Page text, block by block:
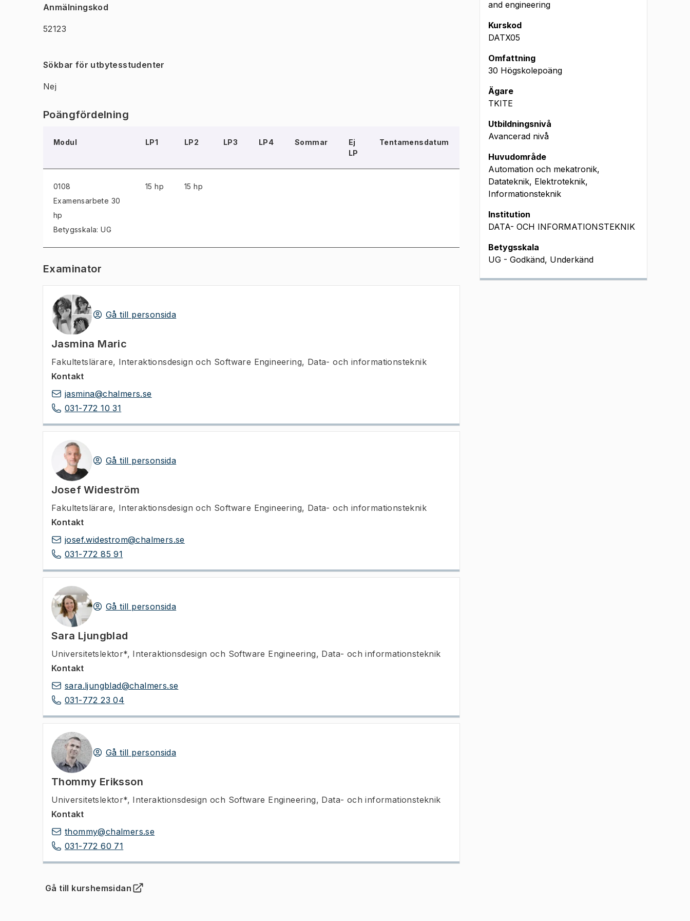
Anmälningskod
52123
Sökbar för utbytesstudenter
Nej
Poängfördelning
Modul LP1 LP2 LP3 LP4 Sommar
Ej
LP
Tentamensdatum
0108
Examensarbete 30
hp
Betygsskala: UG
15 hp 15 hp
Examinator
Gå till personsida
Jasmina Maric
Fakultetslärare, Interaktionsdesign och Software Engineering, Data- och informationsteknik
Kontakt
jasmina@chalmers.se
031-772 10 31
Gå till personsida
Josef Wideström
Fakultetslärare, Interaktionsdesign och Software Engineering, Data- och informationsteknik
Kontakt
josef.widestrom@chalmers.se
031-772 85 91
Gå till personsida
Sara Ljungblad
Universitetslektor*, Interaktionsdesign och Software Engineering, Data- och informationsteknik
Kontakt
sara.ljungblad@chalmers.se
031-772 23 04
Gå till personsida
Thommy Eriksson
Universitetslektor*, Interaktionsdesign och Software Engineering, Data- och informationsteknik
Kontakt
thommy@chalmers.se
031-772 60 71
Gå till kurshemsidan
(Öppnas i ny flik)
and engineering
Kurskod
DATX05
Omfattning
30 Högskolepoäng
Ägare
TKITE
Utbildningsnivå
Avancerad nivå
Huvudområde
Automation och mekatronik,
Datateknik, Elektroteknik,
Informationsteknik
Institution
DATA- OCH INFORMATIONSTEKNIK
Betygsskala
UG - Godkänd, Underkänd